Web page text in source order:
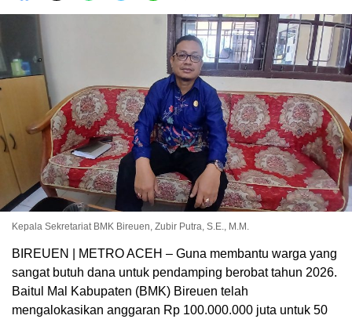
Kepala Sekretariat BMK Bireuen, Zubir Putra, S.E., M.M.
BIREUEN | METRO ACEH – Guna membantu warga yang
sangat butuh dana untuk pendamping berobat tahun 2026.
Baitul Mal Kabupaten (BMK) Bireuen telah
mengalokasikan anggaran Rp 100.000.000 juta untuk 50